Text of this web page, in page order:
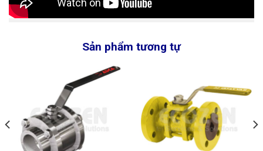
Sản phẩm tương tự